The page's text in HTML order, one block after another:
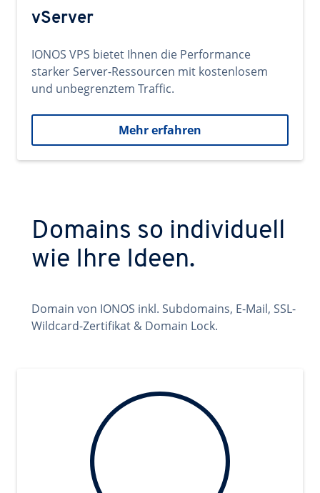
vServer
IONOS VPS bietet Ihnen die Performance
starker Server-Ressourcen mit kostenlosem
und unbegrenztem Traffic.
Mehr erfahren
Domains so individuell
wie Ihre Ideen.
Domain von IONOS inkl. Subdomains, E-Mail, SSL-
Wildcard-Zertifikat & Domain Lock.